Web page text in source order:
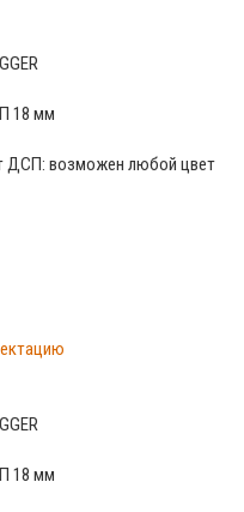
18 мм
ДСП: возможен любой цвет
18 мм